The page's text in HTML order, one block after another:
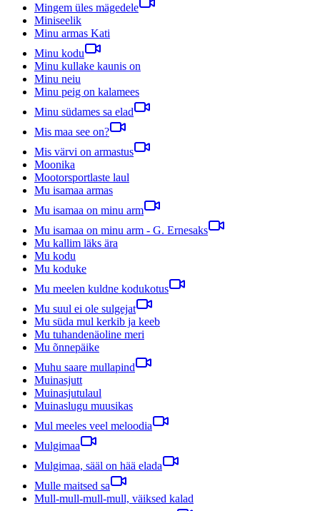
Mingem üles mägedele
Miniseelik
Minu armas Kati
Minu kodu
Minu kullake kaunis on
Minu neiu
Minu peig on kalamees
Minu südames sa elad
Mis maa see on?
Mis värvi on armastus
Moonika
Mootorsportlaste laul
Mu isamaa armas
Mu isamaa on minu arm
Mu isamaa on minu arm - G. Ernesaks
Mu kallim läks ära
Mu kodu
Mu koduke
Mu meelen kuldne kodukotus
Mu suul ei ole sulgejat
Mu süda mul kerkib ja keeb
Mu tuhandenäoline meri
Mu õnnepäike
Muhu saare mullapind
Muinasjutt
Muinasjutulaul
Muinaslugu muusikas
Mul meeles veel meloodia
Mulgimaa
Mulgimaa, sääl on hää elada
Mulle maitsed sa
Mull-mull-mull-mull, väiksed kalad